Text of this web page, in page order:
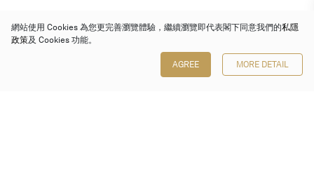
網站使用 Cookies 為您更完善瀏覽體驗，繼續瀏覽即代表閣下同意我們的私隱
政策及 Cookies 功能。
AGREE MORE DETAIL